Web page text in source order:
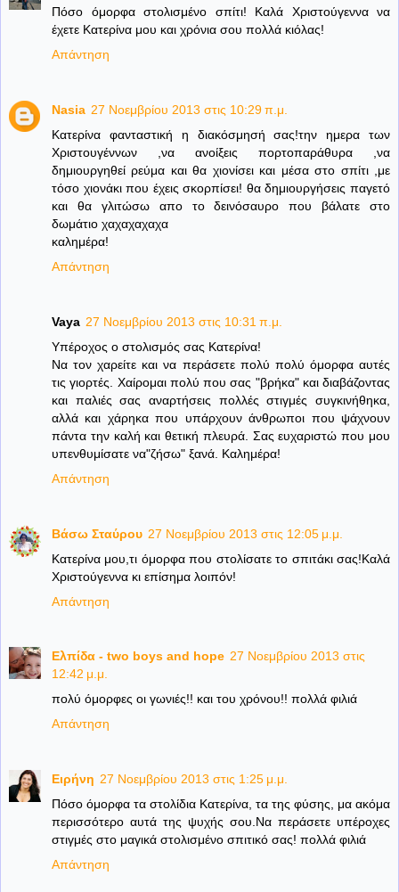
Πόσο όμορφα στολισμένο σπίτι! Καλά Χριστούγεννα να
έχετε Κατερίνα μου και χρόνια σου πολλά κιόλας!
Απάντηση
Nasia 27 Νοεμβρίου 2013 στις 10:29 π.μ.
Κατερίνα φανταστική η διακόσμησή σας!την ημερα των
Χριστουγέννων ,να ανοίξεις πορτοπαράθυρα ,να
δημιουργηθεί ρεύμα και θα χιονίσει και μέσα στο σπίτι ,με
τόσο χιονάκι που έχεις σκορπίσει! θα δημιουργήσεις παγετό
και θα γλιτώσω απο το δεινόσαυρο που βάλατε στο
δωμάτιο χαχαχαχαχα
καλημέρα!
Απάντηση
Vaya 27 Νοεμβρίου 2013 στις 10:31 π.μ.
Υπέροχος ο στολισμός σας Κατερίνα!
Να τον χαρείτε και να περάσετε πολύ πολύ όμορφα αυτές
τις γιορτές. Χαίρομαι πολύ που σας "βρήκα" και διαβάζοντας
και παλιές σας αναρτήσεις πολλές στιγμές συγκινήθηκα,
αλλά και χάρηκα που υπάρχουν άνθρωποι που ψάχνουν
πάντα την καλή και θετική πλευρά. Σας ευχαριστώ που μου
υπενθυμίσατε να"ζήσω" ξανά. Καλημέρα!
Απάντηση
Βάσω Σταύρου 27 Νοεμβρίου 2013 στις 12:05 μ.μ.
Κατερίνα μου,τι όμορφα που στολίσατε το σπιτάκι σας!Καλά
Χριστούγεννα κι επίσημα λοιπόν!
Απάντηση
Ελπίδα - two boys and hope 27 Νοεμβρίου 2013 στις
12:42 μ.μ.
πολύ όμορφες οι γωνιές!! και του χρόνου!! πολλά φιλιά
Απάντηση
Ειρήνη 27 Νοεμβρίου 2013 στις 1:25 μ.μ.
Πόσο όμορφα τα στολίδια Κατερίνα, τα της φύσης, μα ακόμα
περισσότερο αυτά της ψυχής σου.Να περάσετε υπέροχες
στιγμές στο μαγικά στολισμένο σπιτικό σας! πολλά φιλιά
Απάντηση